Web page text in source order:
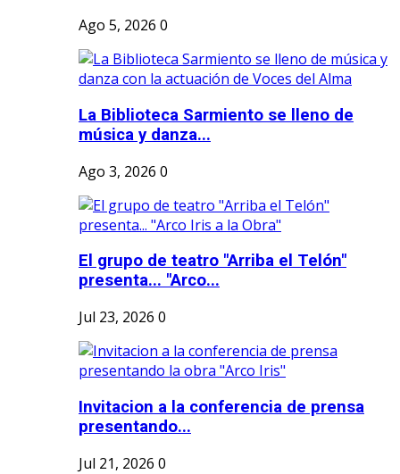
Ago 5, 2026 0
La Biblioteca Sarmiento se lleno de
música y danza...
Ago 3, 2026 0
El grupo de teatro "Arriba el Telón"
presenta... "Arco...
Jul 23, 2026 0
Invitacion a la conferencia de prensa
presentando...
Jul 21, 2026 0